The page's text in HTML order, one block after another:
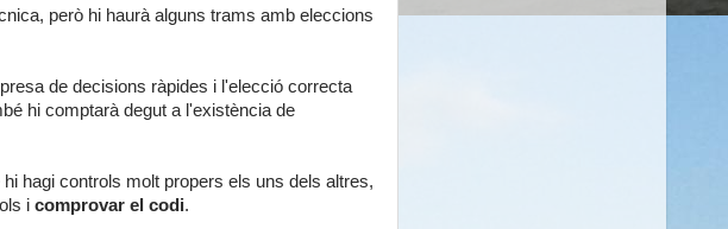
però hi haurà alguns trams amb eleccions
de decisions ràpides i l'elecció correcta
hi comptarà degut a l'existència de
hagi controls molt propers els uns dels altres,
i comprovar el codi.